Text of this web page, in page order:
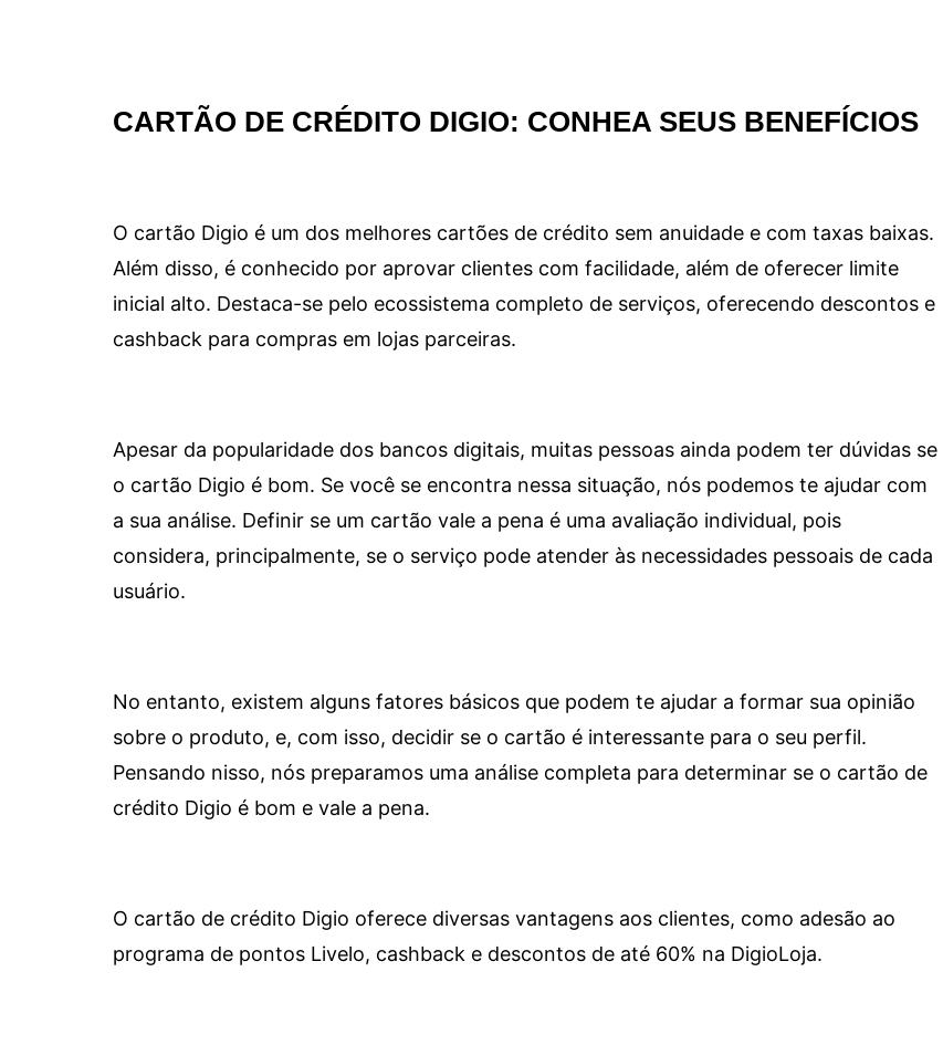
CARTÃO DE CRÉDITO DIGIO: CONHEA SEUS BENEFÍCIOS
O cartão Digio é um dos melhores cartões de crédito sem anuidade e com taxas baixas.
Além disso, é conhecido por aprovar clientes com facilidade, além de oferecer limite
inicial alto. Destaca-se pelo ecossistema completo de serviços, oferecendo descontos e
cashback para compras em lojas parceiras.
Apesar da popularidade dos bancos digitais, muitas pessoas ainda podem ter dúvidas se
o cartão Digio é bom. Se você se encontra nessa situação, nós podemos te ajudar com
a sua análise. Definir se um cartão vale a pena é uma avaliação individual, pois
considera, principalmente, se o serviço pode atender às necessidades pessoais de cada
usuário.
No entanto, existem alguns fatores básicos que podem te ajudar a formar sua opinião
sobre o produto, e, com isso, decidir se o cartão é interessante para o seu perfil.
Pensando nisso, nós preparamos uma análise completa para determinar se o cartão de
crédito Digio é bom e vale a pena.
O cartão de crédito Digio oferece diversas vantagens aos clientes, como adesão ao
programa de pontos Livelo, cashback e descontos de até 60% na DigioLoja.